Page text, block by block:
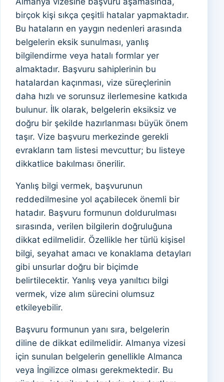
birçok kişi sıkça çeşitli hatalar yapmaktadır.
Bu hataların en yaygın nedenleri arasında
belgelerin eksik sunulması, yanlış
bilgilendirme veya hatalı formlar yer
almaktadır. Başvuru sahiplerinin bu
hatalardan kaçınması, vize süreçlerinin
daha hızlı ve sorunsuz ilerlemesine katkıda
bulunur. İlk olarak, belgelerin eksiksiz ve
doğru bir şekilde hazırlanması büyük önem
taşır. Vize başvuru merkezinde gerekli
evrakların tam listesi mevcuttur; bu listeye
dikkatlice bakılması önerilir.
Yanlış bilgi vermek, başvurunun
reddedilmesine yol açabilecek önemli bir
hatadır. Başvuru formunun doldurulması
sırasında, verilen bilgilerin doğruluğuna
dikkat edilmelidir. Özellikle her türlü kişisel
bilgi, seyahat amacı ve konaklama detayları
gibi unsurlar doğru bir biçimde
belirtilecektir. Yanlış veya yanıltıcı bilgi
vermek, vize alım sürecini olumsuz
etkileyebilir.
Başvuru formunun yanı sıra, belgelerin
diline de dikkat edilmelidir. Almanya vizesi
için sunulan belgelerin genellikle Almanca
veya İngilizce olması gerekmektedir. Bu